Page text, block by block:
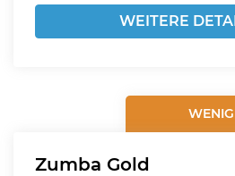
WEITERE
Zumba Gold